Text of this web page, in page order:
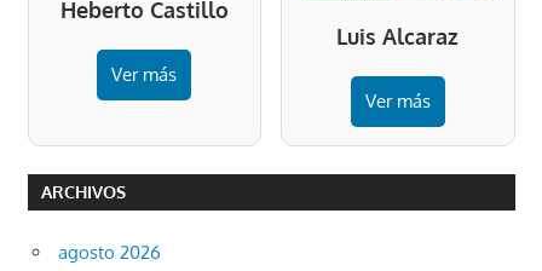
Heberto Castillo
Ver más
Luis Alcaraz
Ver más
ARCHIVOS
agosto 2026